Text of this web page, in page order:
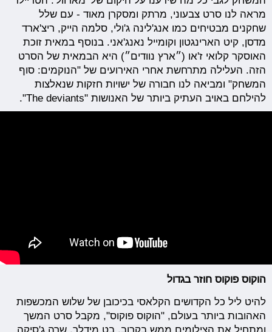
מראה לנו סרט צבעוני, מרתק ומסקרן מאוד - עם שלל
שחקנים מבטיחים כמו אנג'לינה ג'ולי, סלמה הייק, ריצ'ארד
מדסן, קיט הארינגטון וקומייל נאנג'אני. בנוסף במאית זוכת
האוסקר קלואי ז'או (״ארץ נוודים״) היא הבמאית של הסרט
הזה. העלילה מתרחשת אחרי האירועים של "הנוקמים: סוף
המשחק" ומביאה לנו חבורה של ישויות חזקות שנאלצות
להילחם באויב העתיק ביותר של האנושות "The deviants".
הוקוס פוקוס חוזר בגדול
להיט ליל כל הקדושים הקלאסי בכיכובן של שלוש המכשפות
האהובות ביותר בעולם, "הוקוס פוקוס", מקבל סרט המשך